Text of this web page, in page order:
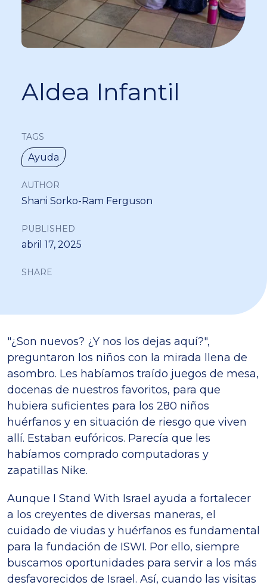
Aldea Infantil
TAGS
Ayuda
AUTHOR
Shani Sorko-Ram Ferguson
PUBLISHED
abril 17, 2025
SHARE
"¿Son nuevos? ¿Y nos los dejas aquí?",
preguntaron los niños con la mirada llena de
asombro. Les habíamos traído juegos de mesa,
docenas de nuestros favoritos, para que
hubiera suficientes para los 280 niños
huérfanos y en situación de riesgo que viven
allí. Estaban eufóricos. Parecía que les
habíamos comprado computadoras y
zapatillas Nike.
Aunque I Stand With Israel ayuda a fortalecer
a los creyentes de diversas maneras, el
cuidado de viudas y huérfanos es fundamental
para la fundación de ISWI. Por ello, siempre
buscamos oportunidades para servir a los más
desfavorecidos de Israel. Así, cuando las visitas